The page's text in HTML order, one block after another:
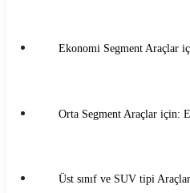
MaraşRent Araç Kiralama
Ekonomi Segment Araçlar
Orta Segment Araçlar için:
Üst sınıf ve SUV tipi